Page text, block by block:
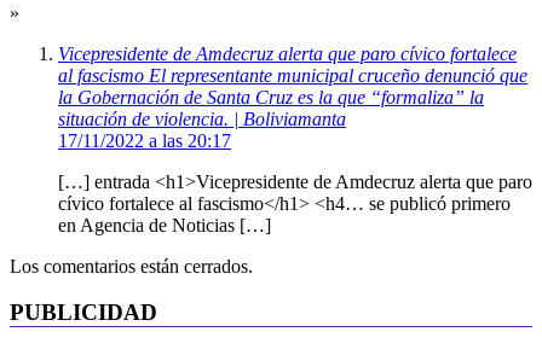
»
Vicepresidente de Amdecruz alerta que paro cívico fortalece
al fascismo El representante municipal cruceño denunció que
la Gobernación de Santa Cruz es la que “formaliza” la
situación de violencia. | Boliviamanta
17/11/2022 a las 20:17
[…] entrada <h1>Vicepresidente de Amdecruz alerta que paro
cívico fortalece al fascismo</h1> <h4… se publicó primero
en Agencia de Noticias […]
Los comentarios están cerrados.
PUBLICIDAD